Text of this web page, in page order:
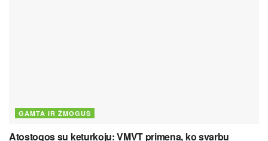
GAMTA IR ŽMOGUS
Atostogos su keturkoju: VMVT primena, ko svarbu